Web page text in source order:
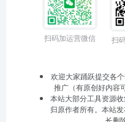
扫码加运营微信 扫
欢迎大家踊跃提交各
推广（有原创好内容
本站大部分工具资源
归原作者所有。本站
长删